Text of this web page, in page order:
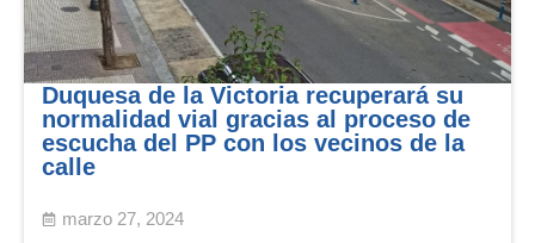
Duquesa de la Victoria recuperará su
normalidad vial gracias al proceso de
escucha del PP con los vecinos de la
calle
marzo 27, 2024